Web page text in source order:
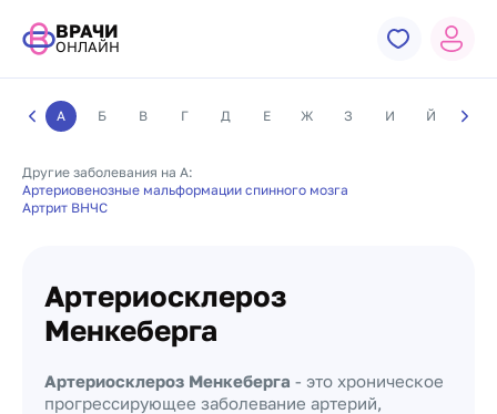
ВРАЧИ
ОНЛАЙН
А Б В Г Д Е Ж З И Й К
Другие заболевания на А:
Артериовенозные мальформации спинного мозга
Артрит ВНЧС
Артериосклероз
Менкеберга
Артериосклероз Менкеберга - это хроническое
прогрессирующее заболевание артерий,